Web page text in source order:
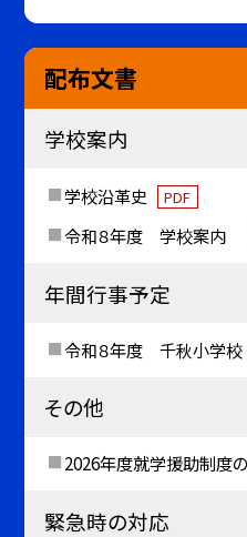
配布文書
学校案内
学校沿革史 PDF
令和８年度 学校案内
年間行事予定
令和８年度 千秋小学
その他
2026年度就学援助制度
緊急時の対応